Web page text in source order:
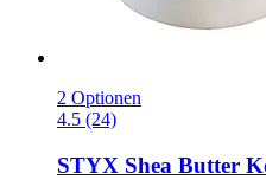
2 Optionen
4.5 (24)
STYX Shea Butter